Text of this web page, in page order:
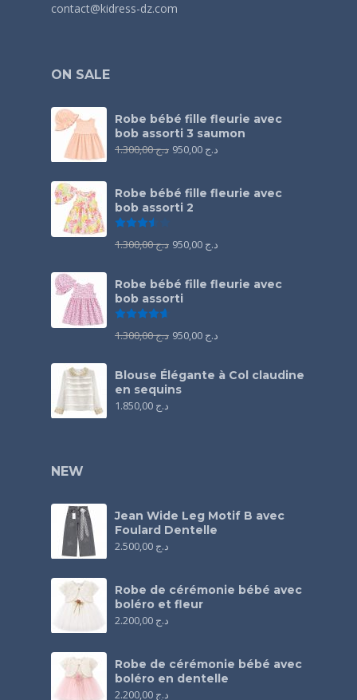
contact@kidress-dz.com
ON SALE
Robe bébé fille fleurie avec
bob assorti 3 saumon
د.ج1.300,00 د.ج
Robe bébé fille fleurie avec
bob assorti 2
د.ج1.300,00 د.ج
Robe bébé fille fleurie avec
bob assorti
د.ج1.300,00 د.ج
Blouse Élégante à Col claudine
en sequins
د.ج
NEW
Jean Wide Leg Motif B avec
Foulard Dentelle
د.ج
Robe de cérémonie bébé avec
boléro et fleur
د.ج
Robe de cérémonie bébé avec
boléro en dentelle
د.ج